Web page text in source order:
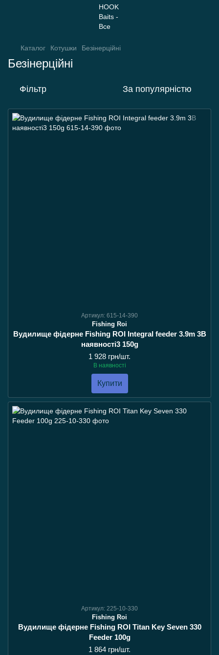
Каталог Котушки Безінерційні
Безінерційні
Фільтр За популярністю
Артикул: 615-14-390
Fishing Roi
Вудилище фідерне Fishing ROI Integral feeder 3.9m 3В
наявності3 150g
1 928 грн/шт.
В наявності
Купити
Артикул: 225-10-330
Fishing Roi
Вудилище фідерне Fishing ROI Titan Key Seven 330
Feeder 100g
1 864 грн/шт.